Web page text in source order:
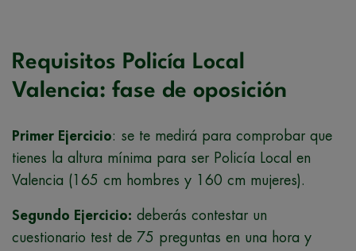
Requisitos Policía Local
Valencia: fase de oposición
Primer Ejercicio: se te medirá para comprobar que
tienes la altura mínima para ser Policía Local en
Valencia (165 cm hombres y 160 cm mujeres).
Segundo Ejercicio: deberás contestar un
cuestionario test de 75 preguntas en una hora y